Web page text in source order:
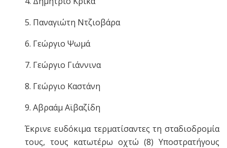
5. Παναγιώτη Ντζιοβάρα
6. Γεώργιο Ψωμά
7. Γεώργιο Γιάννινα
8. Γεώργιο Καστάνη
9. Αβραάμ Αϊβαζίδη
Έκρινε ευδόκιμα τερματίσαντες τη σταδιοδρομία
τους, τους κατωτέρω οχτώ (8) Υποστρατήγους